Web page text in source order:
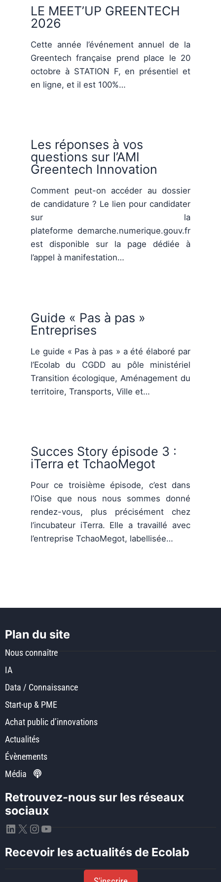
LE MEET’UP GREENTECH
2026
Cette année l’événement annuel de la
Greentech française prend place le 20
octobre à STATION F, en présentiel et
en ligne, et il est 100%…
Les réponses à vos
questions sur l’AMI
Greentech Innovation
Comment peut-on accéder au dossier
de candidature ? Le lien pour candidater
sur la
plateforme demarche.numerique.gouv.fr
est disponible sur la page dédiée à
l’appel à manifestation…
Guide « Pas à pas »
Entreprises
Le guide « Pas à pas » a été élaboré par
l’Ecolab du CGDD au pôle ministériel
Transition écologique, Aménagement du
territoire, Transports, Ville et…
Succes Story épisode 3 :
iTerra et TchaoMegot
Pour ce troisième épisode, c’est dans
l’Oise que nous nous sommes donné
rendez-vous, plus précisément chez
l’incubateur iTerra. Elle a travaillé avec
l’entreprise TchaoMegot, labellisée…
Plan du site
Nous connaître
IA
Data / Connaissance
Start-up & PME
Achat public d’innovations
Actualités
Évènements
Média
Retrouvez-nous sur les réseaux
sociaux
LinkedIn
X Instagram
YouTube
Recevoir les actualités de Ecolab